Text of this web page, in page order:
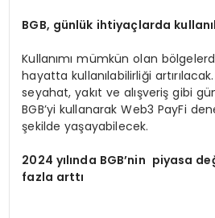
BGB, günlük ihtiyaçlarda
Kullanımı mümkün olan
hayatta kullanılabilirliği
seyahat, yakıt ve alışveriş gibi
BGB’yi kullanarak Web3 PayFi
şekilde yaşayabilecek.
2024 yılında BGB’nin piyasa
fazla arttı